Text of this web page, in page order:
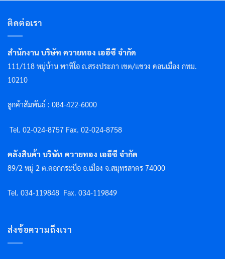
ติดต่อเรา
สำนักงาน บริษัท ควายทอง เออีซี จำกัด
111/118 หมู่บ้าน พาทิโอ ถ.สรงประภา เขต/แขวง ดอนเมือง กทม.
10210
ลูกค้าสัมพันธ์ : 084-422-6000
Tel. 02-024-8757 Fax. 02-024-8758
คลังสินค้า บริษัท ควายทอง เออีซี จำกัด
89/2 หมู่ 2 ต.คอกกระบือ อ.เมือง จ.สมุทรสาคร 74000
Tel. 034-119848 Fax. 034-119849
ส่งข้อความถึงเรา